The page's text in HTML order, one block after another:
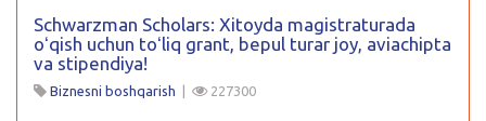
Schwarzman Scholars: Xitoyda magistraturada
oʻqish uchun toʻliq grant, bepul turar joy, aviachipta
va stipendiya!
Biznesni boshqarish 227300